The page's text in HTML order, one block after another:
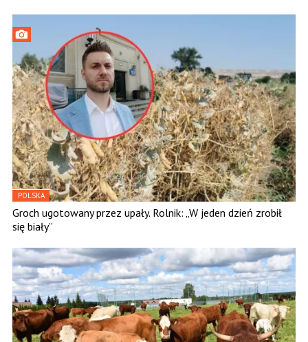
POLSKA
Groch ugotowany przez upały. Rolnik: „W jeden dzień zrobił
się biały”